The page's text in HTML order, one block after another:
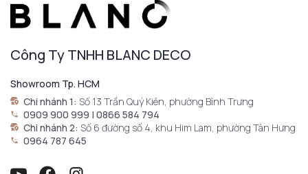
Công Ty TNHH BLANC DECO
Showroom Tp. HCM
Chi nhánh 1: Số 13 Trần Quý Kiên, phường Bình Trưng
0909 900 999 | 0866 584 794
Chi nhánh 2: Số 6 đường số 4, khu Him Lam, phường Tân Hưng
0964 787 645